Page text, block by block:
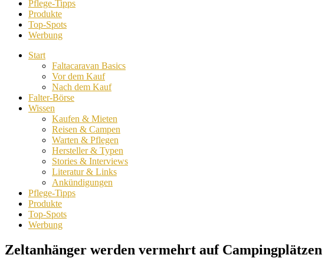
Pflege-Tipps
Produkte
Top-Spots
Werbung
Start
Faltacaravan Basics
Vor dem Kauf
Nach dem Kauf
Falter-Börse
Wissen
Kaufen & Mieten
Reisen & Campen
Warten & Pflegen
Hersteller & Typen
Stories & Interviews
Literatur & Links
Ankündigungen
Pflege-Tipps
Produkte
Top-Spots
Werbung
Zeltanhänger werden vermehrt auf